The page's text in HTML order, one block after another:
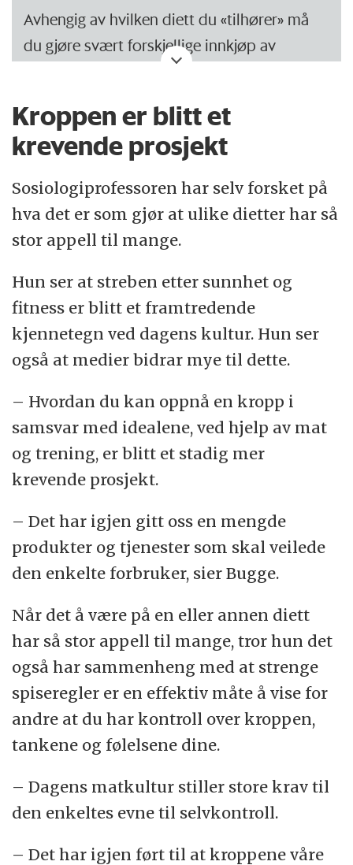
Avhengig av hvilken diett du «tilhører» må
du gjøre svært forskjellige innkjøp av
LCHF (Low Carb, High Fat)-dietten:
kremfløte, crème fraîche, egg, bacon, kjøtt,
fisk, fete oster, tyrkisk yoghurt, kål, andre
grønnsaker som vokser over jorden,
avokado, oliven, olivenolje, nøtter.
Kjernesunn familie:Guarmin, lecitin granulat,
proteinpulver, organic food bar, kaldpresset
jomfrukokosolje, aroniasaft, granateplesaft,
grønn te-ekstrakt, yogi-te med kakaobønne,
brød (glutenfritt), knekkebrød (glutenfritt),
wholemeal-brød (glutenfritt), bokhvetemel,
mysli (glutenfri), brun ris, fullkornspasta
(glutenfri), misosuppe, tofupasta.
frukt, honning, carob/kakao, oljer,
melkesyrede grønnsaker, alger.
frukt, bær, alger, sjøgrønnsaker, oljer,
fettsyrer, naturlige superurter.
Helsemyndighetenes offisielle kostråd:
Hovedsakelig et plantebasert kosthold som
inneholder mye grønnsaker, frukt, bær,
Kilde: Annechen Bahr Bugge, fagrapport
Kroppen er blitt et
krevende prosjekt
Sosiologiprofessoren har selv forsket på
hva det er som gjør at ulike dietter har så
stor appell til mange.
Hun ser at streben etter sunnhet og
fitness er blitt et framtredende
kjennetegn ved dagens kultur. Hun ser
også at medier bidrar mye til dette.
– Hvordan du kan oppnå en kropp i
samsvar med idealene, ved hjelp av mat
og trening, er blitt et stadig mer
krevende prosjekt.
– Det har igjen gitt oss en mengde
produkter og tjenester som skal veilede
den enkelte forbruker, sier Bugge.
Når det å være på en eller annen diett
har så stor appell til mange, tror hun det
også har sammenheng med at strenge
spiseregler er en effektiv måte å vise for
andre at du har kontroll over kroppen,
tankene og følelsene dine.
– Dagens matkultur stiller store krav til
den enkeltes evne til selvkontroll.
– Det har igjen ført til at kroppene våre